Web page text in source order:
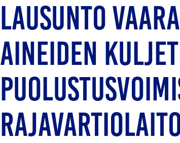
LAUSUNTO
AINEIDEN